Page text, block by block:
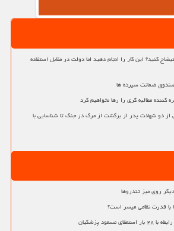
کنید؟ این کار را انجام دهید اما دولت در مقابل استفاده
ضمانت سپرده ها
کننده مطالبه گری را رها نخواهیم کرد
دو شهادت پدر از برگشت از مرگ در جنگ تا شناسایی با
روی میز تندروها
با قدرت نظامی میسر است؟
پزشکیان